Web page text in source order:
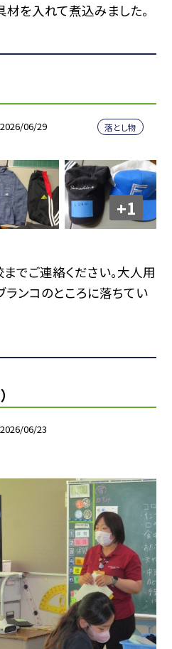
材を入れて煮込みました。
2026/06/29 落とし物
+1
でご連絡ください。大人用
ンコのところに落ちてい
2026/06/23